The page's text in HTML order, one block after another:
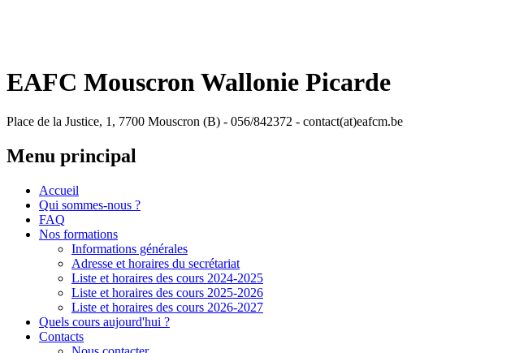
EAFC Mouscron Wallonie Picarde
Place de la Justice, 1, 7700 Mouscron (B) - 056/842372 - contact(at)eafcm.be
Menu principal
Accueil
Qui sommes-nous ?
FAQ
Nos formations
Informations générales
Adresse et horaires du secrétariat
Liste et horaires des cours 2024-2025
Liste et horaires des cours 2025-2026
Liste et horaires des cours 2026-2027
Quels cours aujourd'hui ?
Contacts